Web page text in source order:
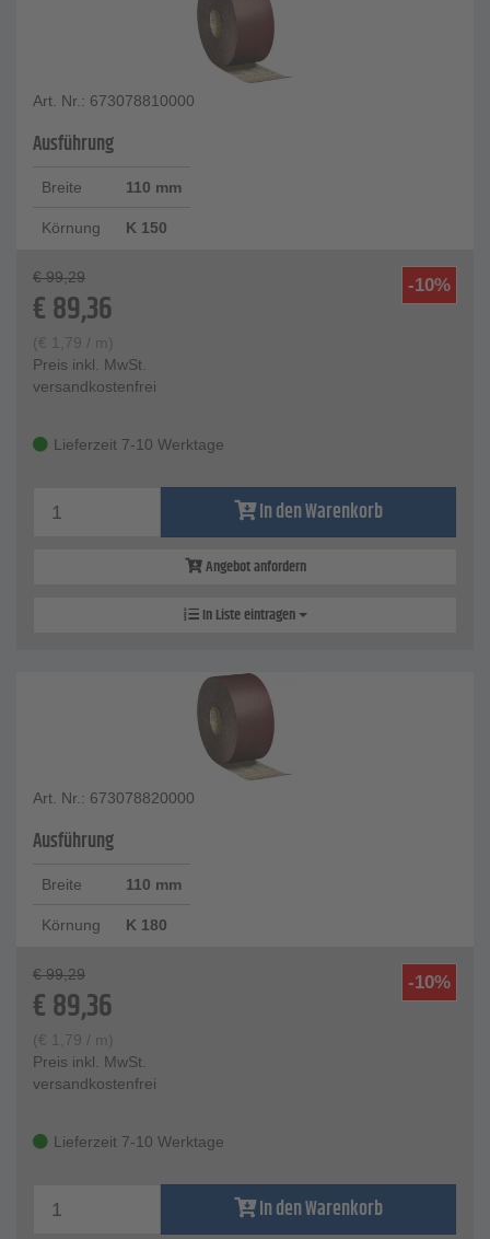
Art. Nr.: 673078810000
Ausführung
Breite 110 mm
Körnung K 150
-10%
€ 99,29
€89,36
(€ 1,79 / m)
Preis inkl. MwSt.
versandkostenfrei
Lieferzeit 7-10 Werktage
In den Warenkorb
Angebot anfordern
In Liste eintragen
Art. Nr.: 673078820000
Ausführung
Breite 110 mm
Körnung K 180
-10%
€ 99,29
€89,36
(€ 1,79 / m)
Preis inkl. MwSt.
versandkostenfrei
Lieferzeit 7-10 Werktage
In den Warenkorb